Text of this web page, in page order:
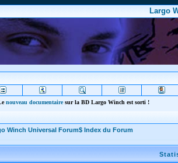
Largo
nouveau documentairesur la BD Largo Winch est sorti !
Winch Universal Forum$ Index du Forum